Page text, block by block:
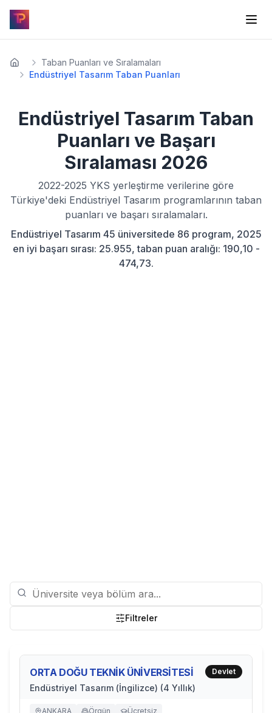
Taban Puanları ve Sıralamaları
Endüstriyel Tasarım Taban Puanları
Endüstriyel Tasarım Taban
Puanları ve Başarı
Sıralaması 2026
2022-2025 YKS yerleştirme verilerine göre
Türkiye'deki Endüstriyel Tasarım programlarının taban
puanları ve başarı sıralamaları.
Endüstriyel Tasarım 45 üniversitede 86 program, 2025
en iyi başarı sırası: 25.955, taban puan aralığı: 190,10 -
474,73.
Filtreler
ORTA DOĞU TEKNİK ÜNİVERSİTESİ
Endüstriyel Tasarım (İngilizce) (4 Yıllık)
Devlet
ANKARA Örgün Ücretsiz